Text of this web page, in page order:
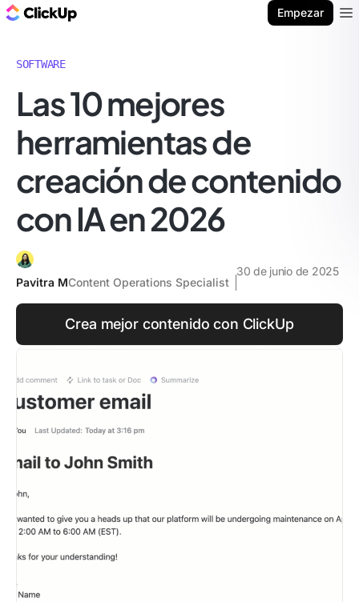
Empezar
SOFTWARE
Las 10 mejores
herramientas de
creación de contenido
con IA en 2026
Pavitra MContent Operations Specialist
30 de junio de 2025
Crea mejor contenido con ClickUp